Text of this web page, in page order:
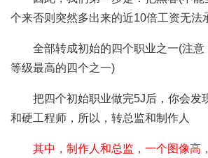
个来否则突然多出来的近10倍工资无法
全部转成初始的四个职业之一(注
等级最高的四个之一)
把四个初始职业做完5J后，你会发
和硬工程师，所以，转总监和制作人
其中，制作人和总监，一个图像高